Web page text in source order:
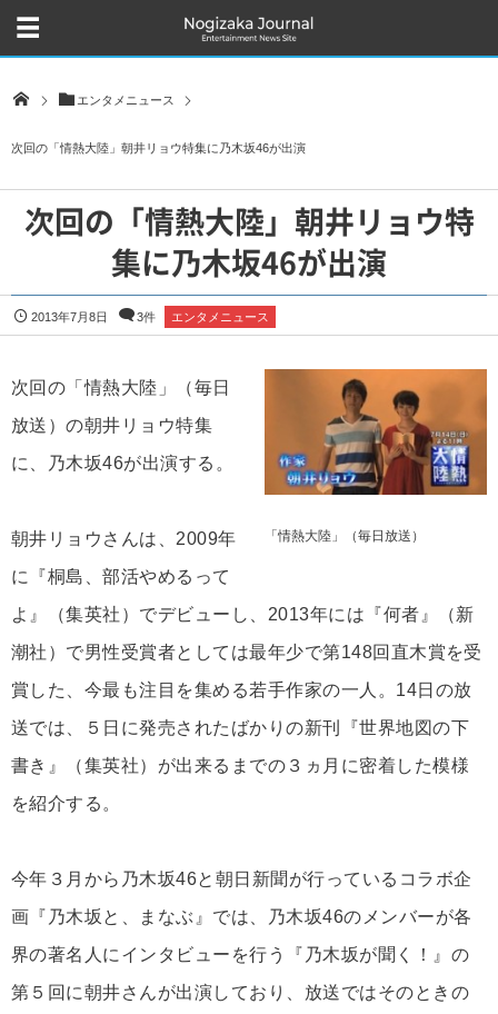
エンタメニュース
次回の「情熱大陸」朝井リョウ特集に乃木坂46が出演
次回の「情熱大陸」朝井リョウ特
集に乃木坂46が出演
2013年7月8日 3件 エンタメニュース
「情熱大陸」（毎日放送）
次回の「情熱大陸」（毎日
放送）の朝井リョウ特集
に、乃木坂46が出演する。
朝井リョウさんは、2009年
に『桐島、部活やめるって
よ』（集英社）でデビューし、2013年には『何者』（新
潮社）で男性受賞者としては最年少で第148回直木賞を受
賞した、今最も注目を集める若手作家の一人。14日の放
送では、５日に発売されたばかりの新刊『世界地図の下
書き』（集英社）が出来るまでの３ヵ月に密着した模様
を紹介する。
今年３月から乃木坂46と朝日新聞が行っているコラボ企
画『乃木坂と、まなぶ』では、乃木坂46のメンバーが各
界の著名人にインタビューを行う『乃木坂が聞く！』の
第５回に朝井さんが出演しており、放送ではそのときの